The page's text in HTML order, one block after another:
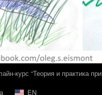
курс “Теория и практика
EN